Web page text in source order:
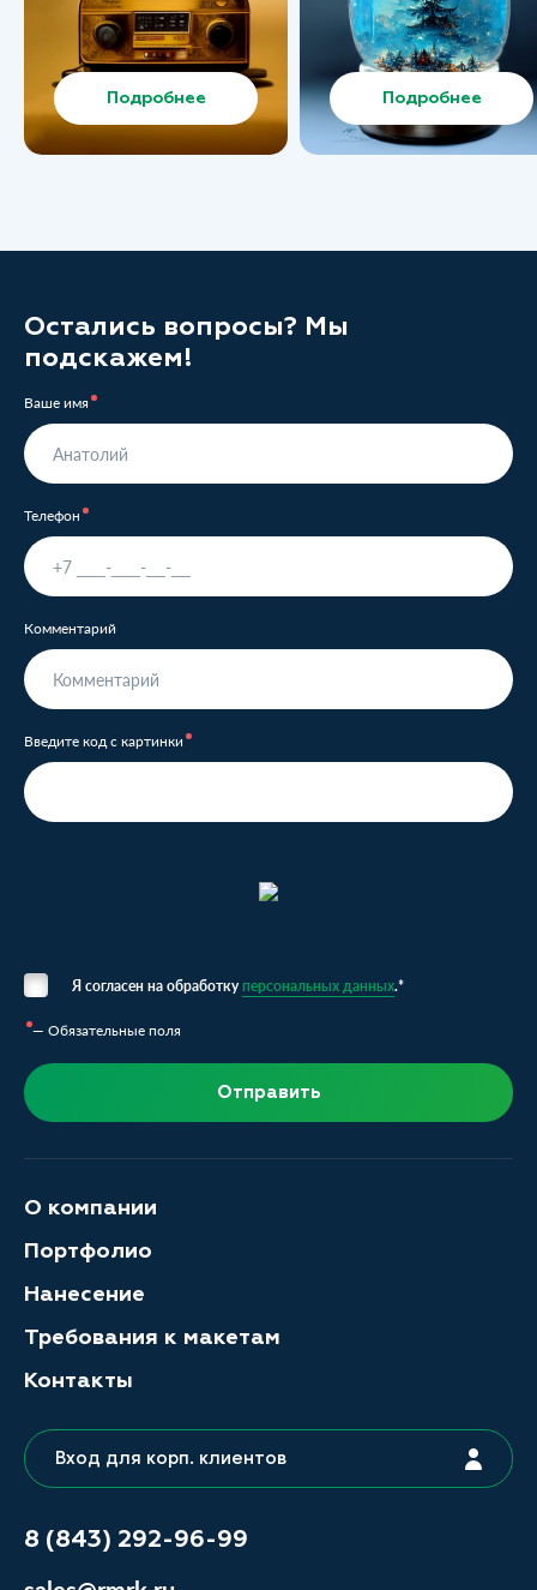
Подробнее Подробнее
Остались вопросы? Мы
подскажем!
Ваше имя
Телефон
Комментарий
Введите код с картинки
Я согласен на обработкуперсональных данных.*
— Обязательные поля
Отправить
О компании
Портфолио
Нанесение
Требования к макетам
Контакты
Вход для корп. клиентов
8 (843) 292-96-99